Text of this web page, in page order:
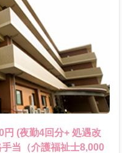
円 (夜勤4回分+ 処遇改
当（介護福祉士8,000